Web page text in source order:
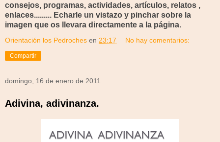
consejos, programas, actividades, artículos, relatos ,
enlaces......... Echarle un vistazo y pinchar sobre la
imagen que os llevara directamente a la página.
Orientación los Pedroches en 23:17 No hay comentarios:
Compartir
domingo, 16 de enero de 2011
Adivina, adivinanza.